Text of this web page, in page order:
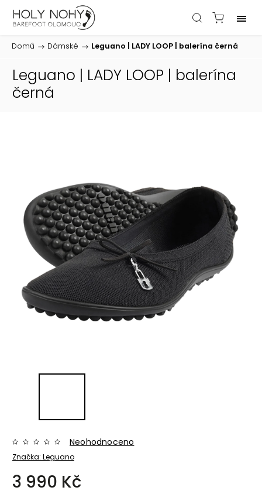
Domů / Dámské / Leguano | LADY LOOP | balerína černá
Leguano | LADY LOOP | balerína
černá
Značka: Leguano
Neohodnoceno
3 990 Kč